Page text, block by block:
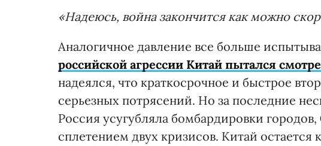
«Надеюсь, война закончится как можно
Аналогичное давление все больше
российской агрессии Китай пытался
надеялся, что краткосрочное и быстрое
серьезных потрясений. Но за последние
Россия усугубляла бомбардировки городов,
сплетением двух кризисов. Китай